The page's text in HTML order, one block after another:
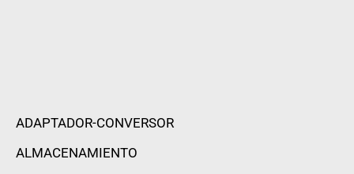
ADAPTADOR-CONVERSOR
ALMACENAMIENTO